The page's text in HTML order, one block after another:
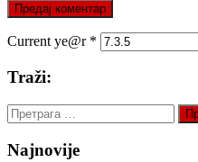
Current ye@r *
Traži:
Претрага
за:
Najnovije